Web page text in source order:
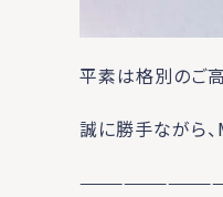
平素は格別のご
誠に勝手ながら